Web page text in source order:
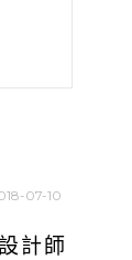
07-10
計師